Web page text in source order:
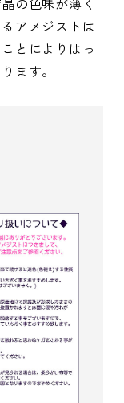
アメジストは
とによりはっ
ます。